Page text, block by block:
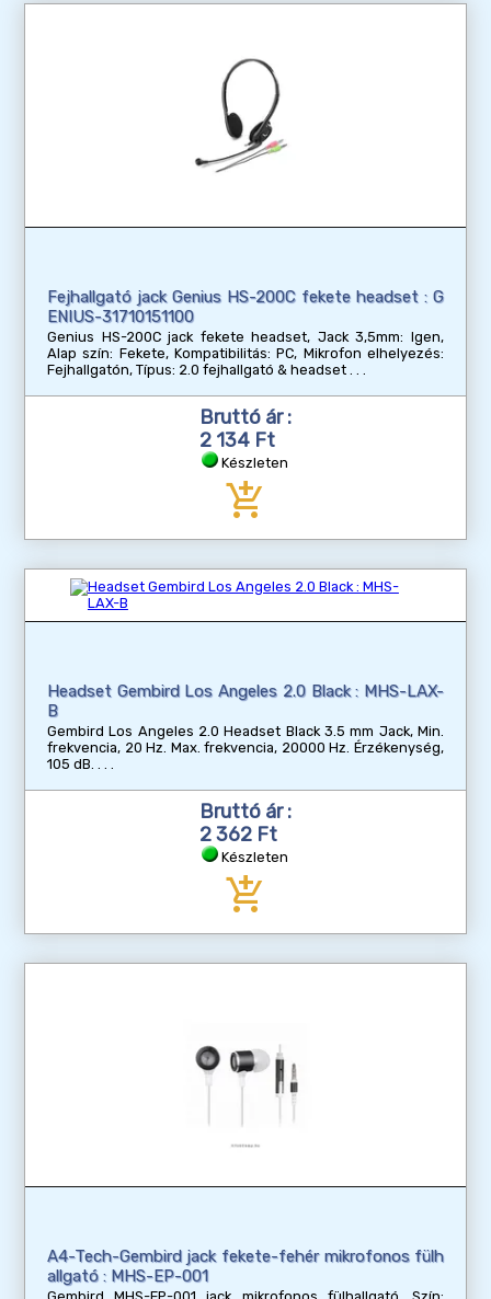
Fejhallgató jack Genius HS-200C fekete headset : G
ENIUS-31710151100
Genius HS-200C jack fekete headset, Jack 3,5mm: Igen,
Alap szín: Fekete, Kompatibilitás: PC, Mikrofon elhelyezés:
Fejhallgatón, Típus: 2.0 fejhallgató & headset
Bruttó ár :
2 134 Ft
Készleten
add_shopping_cart
Headset Gembird Los Angeles 2.0 Black : MHS-LAX-
B
Gembird Los Angeles 2.0 Headset Black 3.5 mm Jack, Min.
frekvencia, 20 Hz. Max. frekvencia, 20000 Hz. Érzékenység,
105 dB.
Bruttó ár :
2 362 Ft
Készleten
add_shopping_cart
A4-Tech-Gembird jack fekete-fehér mikrofonos fülh
allgató : MHS-EP-001